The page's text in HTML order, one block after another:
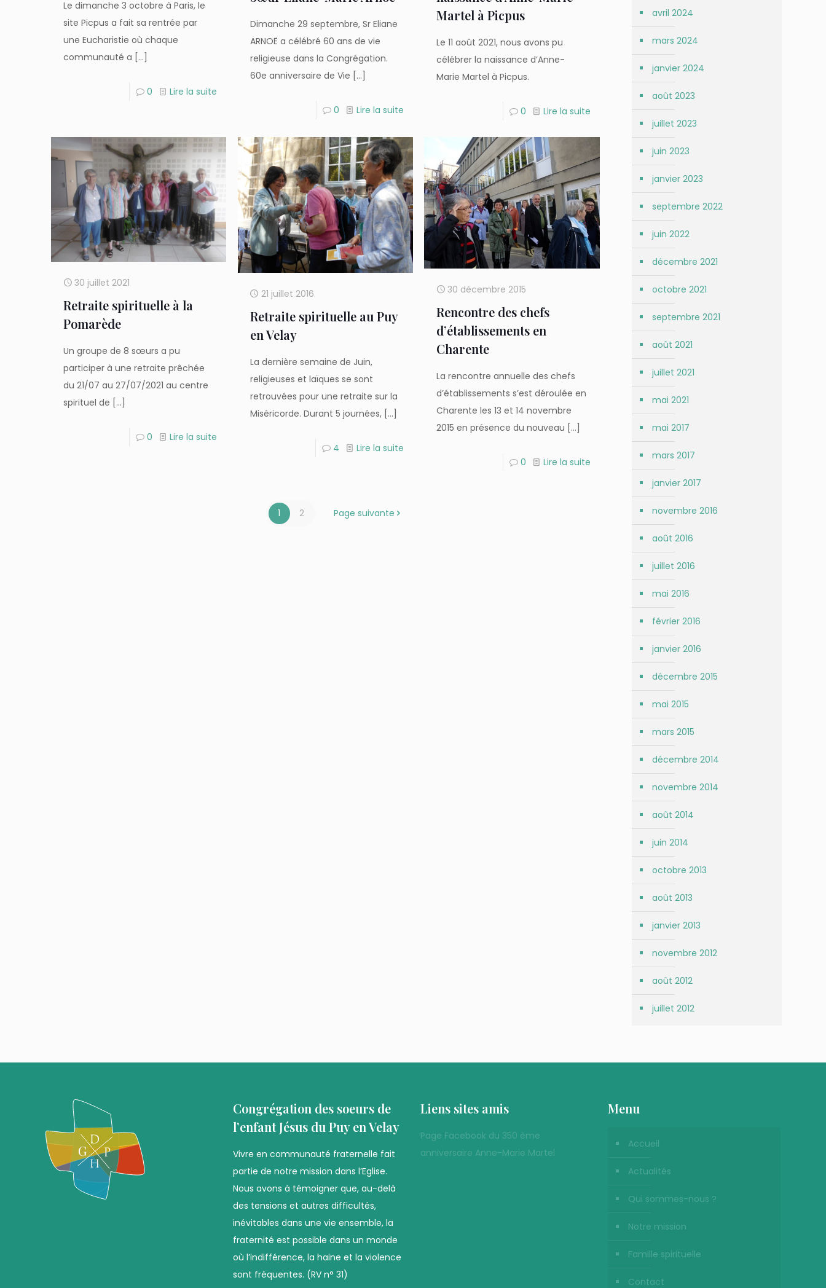
Le dimanche 3 octobre à Paris, le
site Picpus a fait sa rentrée par
une Eucharistie où chaque
communauté a […]
0 Lire la suite
Dimanche 29 septembre, Sr Eliane
ARNOË a célébré 60 ans de vie
religieuse dans la Congrégation.
60e anniversaire de Vie […]
0 Lire la suite
Martel à Picpus
Le 11 août 2021, nous avons pu
célébrer la naissance d’Anne-
Marie Martel à Picpus.
0 Lire la suite
30 juillet 2021
Retraite spirituelle à la
Pomarède
Un groupe de 8 sœurs a pu
participer à une retraite prêchée
du 21/07 au 27/07/2021 au centre
spirituel de […]
0 Lire la suite
21 juillet 2016
Retraite spirituelle au Puy
en Velay
La dernière semaine de Juin,
religieuses et laïques se sont
retrouvées pour une retraite sur la
Miséricorde. Durant 5 journées,[…]
4 Lire la suite
30 décembre 2015
Rencontre des chefs
d’établissements en
Charente
La rencontre annuelle des chefs
d’établissements s’est déroulée en
Charente les 13 et 14 novembre
2015 en présence du nouveau […]
0 Lire la suite
1 2 Page suivante
avril 2024
mars 2024
janvier 2024
août 2023
juillet 2023
juin 2023
janvier 2023
septembre 2022
juin 2022
décembre 2021
octobre 2021
septembre 2021
août 2021
juillet 2021
mai 2021
mai 2017
mars 2017
janvier 2017
novembre 2016
août 2016
juillet 2016
mai 2016
février 2016
janvier 2016
décembre 2015
mai 2015
mars 2015
décembre 2014
novembre 2014
août 2014
juin 2014
octobre 2013
août 2013
janvier 2013
novembre 2012
août 2012
juillet 2012
Congrégation des soeurs de
l’enfant Jésus du Puy en Velay
Vivre en communauté fraternelle fait
partie de notre mission dans l’Eglise.
Nous avons à témoigner que, au-delà
des tensions et autres difficultés,
inévitables dans une vie ensemble, la
fraternité est possible dans un monde
où l’indifférence, la haine et la violence
sont fréquentes. (RV n° 31)
Liens sites amis
Page Facebook du 350 ème
anniversaire Anne-Marie Martel
Menu
Accueil
Actualités
Qui sommes-nous ?
Notre mission
Famille spirituelle
Contact